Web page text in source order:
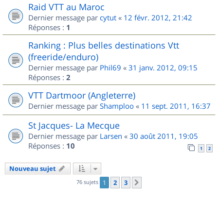
Raid VTT au Maroc
Dernier message par cytut « 12 févr. 2012, 21:42
Réponses : 1
Ranking : Plus belles destinations Vtt
(freeride/enduro)
Dernier message par Phil69 « 31 janv. 2012, 09:15
Réponses : 2
VTT Dartmoor (Angleterre)
Dernier message par Shamploo « 11 sept. 2011, 16:37
St Jacques- La Mecque
Dernier message par Larsen « 30 août 2011, 19:05
Réponses : 10 1 2
Nouveau sujet
76 sujets 1 2 3